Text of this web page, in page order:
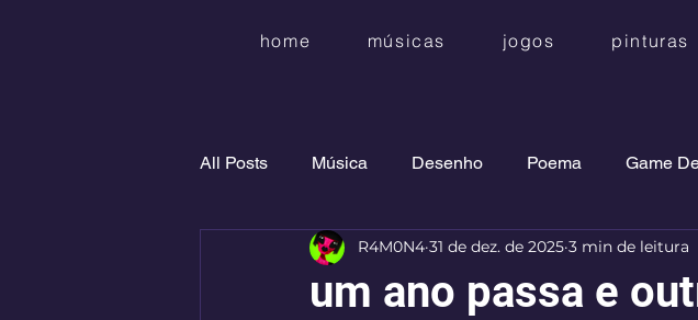
home músicas jogos pinturas
All Posts Música Desenho Poema Game
um ano passa e
R4M0N4 31 de dez. de 2025 3 min de leitura